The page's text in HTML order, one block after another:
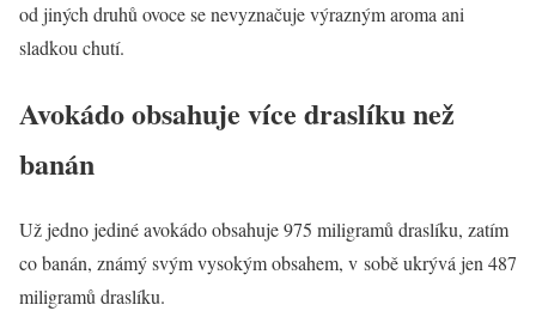
od jiných druhů ovoce se nevyznačuje výrazným aroma ani
sladkou chutí.
Avokádo obsahuje více draslíku než
banán
Už jedno jediné avokádo obsahuje 975 miligramů draslíku, zatím
co banán, známý svým vysokým obsahem, v sobě ukrývá jen 487
miligramů draslíku.